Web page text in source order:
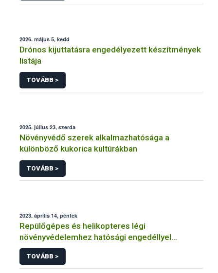
eljárásba
2026. május 5, kedd
Drónos kijuttatásra engedélyezett készítmények
listája
TOVÁBB >
2025. július 23, szerda
Növényvédő szerek alkalmazhatósága a
különböző kukorica kultúrákban
TOVÁBB >
2023. április 14, péntek
Repülőgépes és helikopteres légi
növényvédelemhez hatósági engedéllyel
rendelkező szervezetek
TOVÁBB >